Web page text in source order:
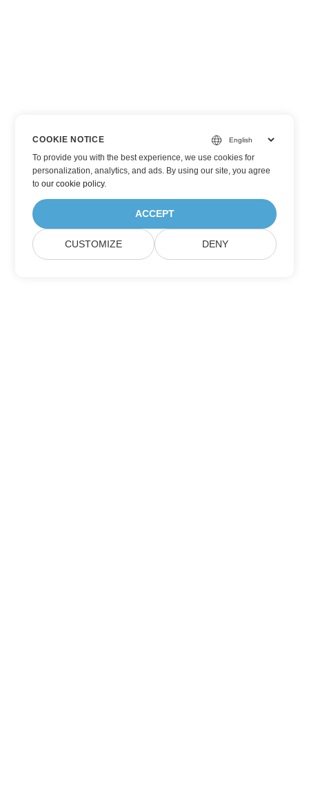
COOKIE NOTICE
To provide you with the best experience, we use cookies for
personalization, analytics, and ads. By using our site, you agree
toour cookie policy.
ACCEPT
CUSTOMIZE DENY